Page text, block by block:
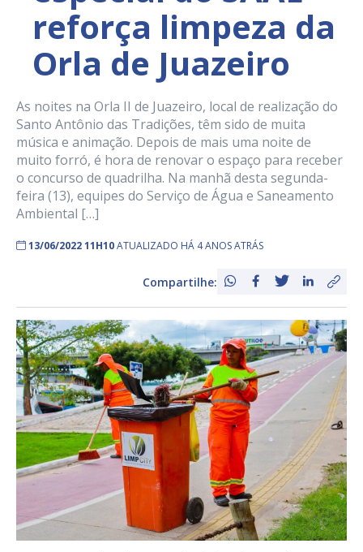
reforça limpeza da
Orla de Juazeiro
As noites na Orla II de Juazeiro, local de realização do
Santo Antônio das Tradições, têm sido de muita
música e animação. Depois de mais uma noite de
muito forró, é hora de renovar o espaço para receber
o concurso de quadrilha. Na manhã desta segunda-
feira (13), equipes do Serviço de Água e Saneamento
Ambiental […]
13/06/2022 11H10ATUALIZADO HÁ 4 ANOS ATRÁS
Compartilhe: